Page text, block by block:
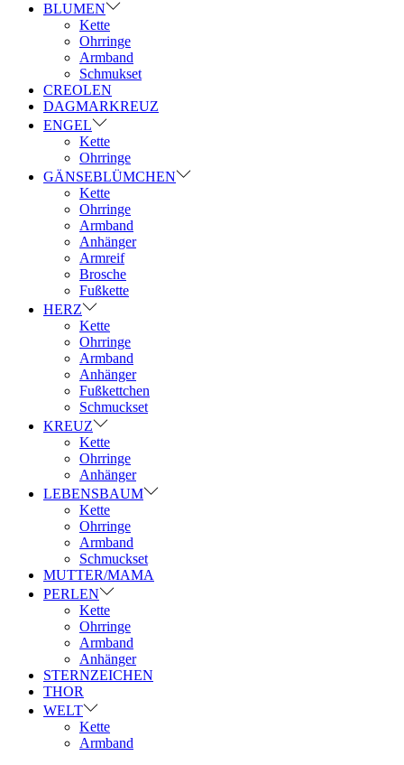
BLUMEN
Kette
Ohrringe
Armband
Schmukset
CREOLEN
DAGMARKREUZ
ENGEL
Kette
Ohrringe
GÄNSEBLÜMCHEN
Kette
Ohrringe
Armband
Anhänger
Armreif
Brosche
Fußkette
HERZ
Kette
Ohrringe
Armband
Anhänger
Fußkettchen
Schmuckset
KREUZ
Kette
Ohrringe
Anhänger
LEBENSBAUM
Kette
Ohrringe
Armband
Schmuckset
MUTTER/MAMA
PERLEN
Kette
Ohrringe
Armband
Anhänger
STERNZEICHEN
THOR
WELT
Kette
Armband